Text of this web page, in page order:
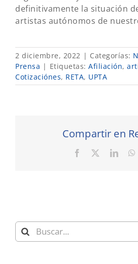
definitivamente la situación
artistas autónomos de
2 diciembre, 2022 | Categorías:
Prensa | Etiquetas: Afiliación,
Cotizaciónes, RETA, UPTA
Compartir en
Facebook
Buscar: